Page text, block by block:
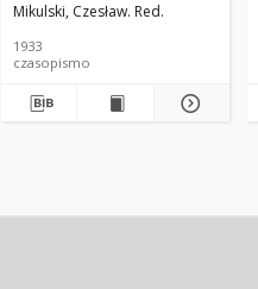
Mikulski, Czesław. Red.
1933
czasopismo